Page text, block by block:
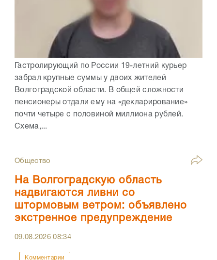
Гастролирующий по России 19-летний курьер
забрал крупные суммы у двоих жителей
Волгоградской области. В общей сложности
пенсионеры отдали ему на «декларирование»
почти четыре с половиной миллиона рублей.
Схема,...
Общество
На Волгоградскую область
надвигаются ливни со
штормовым ветром: объявлено
экстренное предупреждение
09.08.202608:34
Комментарии